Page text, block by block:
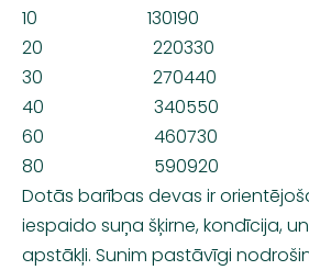
10 130190
20 220330
30 270440
40 340550
60 460730
80 590920
Dotās barības devas ir
iespaido suņa šķirne, kondīcija,
apstākļi. Sunim pastāvīgi